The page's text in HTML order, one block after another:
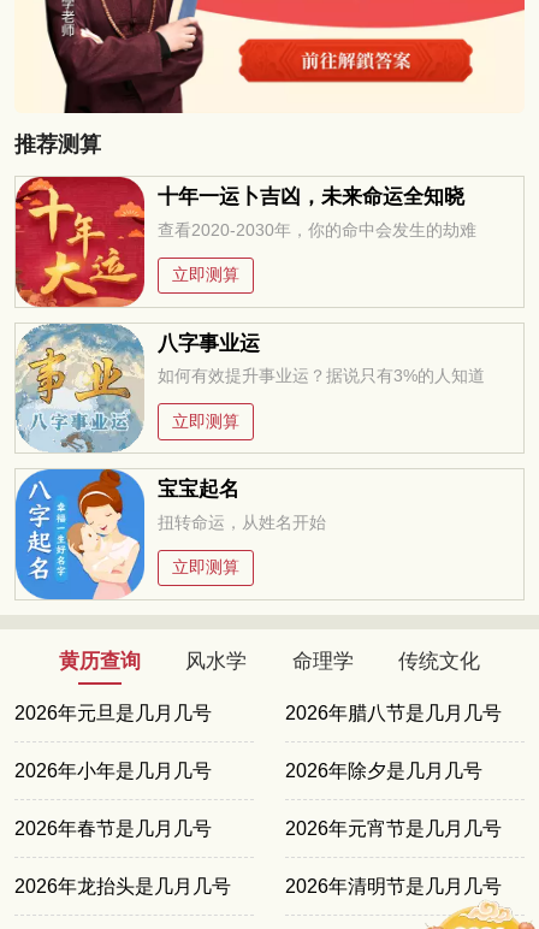
推荐测算
十年一运卜吉凶，未来命运全知晓
查看2020-2030年，你的命中会发生的劫难
立即测算
八字事业运
如何有效提升事业运？据说只有3%的人知道
立即测算
宝宝起名
扭转命运，从姓名开始
立即测算
黄历查询 风水学 命理学 传统文化
2026年元旦是几月几号 2026年腊八节是几月几号
2026年小年是几月几号 2026年除夕是几月几号
2026年春节是几月几号 2026年元宵节是几月几号
2026年龙抬头是几月几号 2026年清明节是几月几号